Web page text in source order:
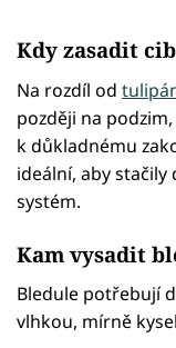
Kdy zasadit
Na rozdíl od
později na
k důkladnému
ideální, aby
systém.
Kam vysadit
Bledule potřebují
vlhkou, mírně